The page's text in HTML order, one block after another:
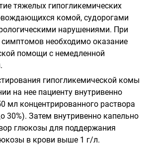
тяжелых гипогликемических
комой, судорогами
нарушениями. При
симптомов необходимо оказание
помощи с немедленной
гипогликемической комы
на нее пациенту внутривенно
мл концентрированного раствора
30%). Затем внутривенно капельно
глюкозы для поддержания
в крови выше 1 г/л.